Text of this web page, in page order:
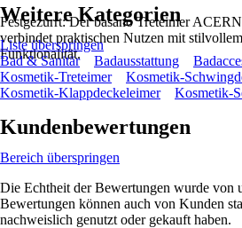
Festgezurrt: Der basano Treteimer
verbindet praktischen Nutzen mit
Funktionalität.
Weitere Kategorien
Liste überspringen
Bad & Sanitär
Badausstattung
Kosmetik-Treteimer
Kosmetik-
Kosmetik-Klappdeckeleimer
Kosmetik-
Kundenbewertungen
Bereich überspringen
Die Echtheit der Bewertungen wurde von
Bewertungen können auch von Kunden
nachweislich genutzt oder gekauft haben.